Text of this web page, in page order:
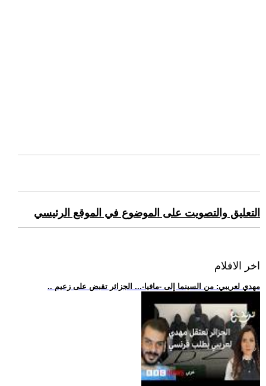
التعليق والتصويت على الموضوع في الموقع الرئيسي
اخر الافلام
.. مهدي لعريبي: من السينما إلى -مافيا-... الجزائر تقبض على زعيم